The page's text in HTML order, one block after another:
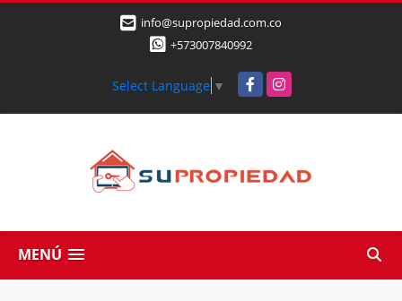
info@supropiedad.com.co
+573007840992
Select Language ▼ FacebookInstagram
MENÚ